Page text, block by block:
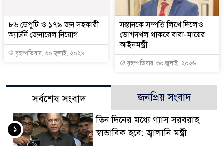
৮৬ ডেপুটি ও ১৭৯ জন সহকারী
অ্যাটর্নি জেনারেল নিয়োগ
বৃহস্পতিবার, ৩০ জুলাই, ২০২৬
সন্তানকে সম্পত্তি লিখে দিলেও
ভোগদখল থাকবে বাবা-মায়ের:
আইনমন্ত্রী
বৃহস্পতিবার, ৩০ জুলাই, ২০২৬
সর্বশেষ সংবাদ জনপ্রিয় সংবাদ
তিন দিনের মধ্যে গ্যাস সরবরাহ
স্বাভাবিক হবে: জ্বালানি মন্ত্রী
১